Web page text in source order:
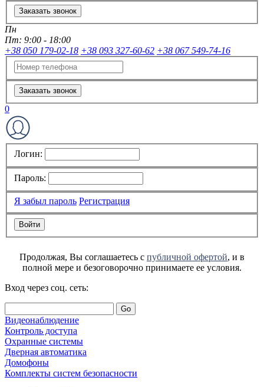
Заказать звонок
Пн
Пт: 9:00 - 18:00
+38 050 179-02-18 +38 093 327-60-62 +38 067 549-74-16
Заказать звонок
0
Логин:
Пароль:
Я забыл пароль Регистрация
Продолжая, Вы соглашаетесь с публичной офертой, и в
полной мере и безоговорочно принимаете ее условия.
Вход через соц. сеть:
Go
Видеонаблюдение
Контроль доступа
Охранные системы
Дверная автоматика
Домофоны
Комплекты систем безопасности